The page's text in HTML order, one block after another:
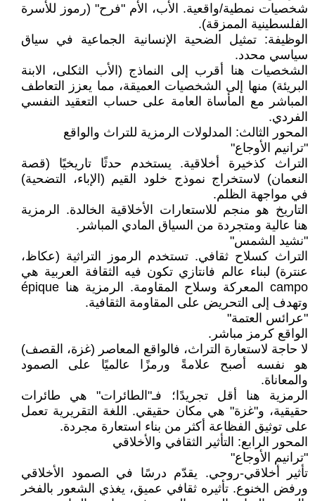
شخصيات نمطية/واقعية. الأب، الأم "فرح" (رموز للأسرة
الفلسطينية الممزقة).
الوظيفة: تمثيل الضحية الإنسانية الجماعية في سياق
سياسي محدد.
الشخصيات هنا أقرب إلى النماذج (الأب الثكلى، الابنة
البريئة) منها إلى الشخصيات العميقة، مما يعزز التعاطف
المباشر مع المأساة العامة على حساب التعقيد النفسي
الفردي.
المحور الثالث: المدلولات الرمزية للتراث والواقع
"ترانيم الأوجاع"
التراث كذخيرة أخلاقية. يستخدم حدثًا تاريخيًا (قصة
النعمان) لاستخراج نموذج خلود القيم (الإباء، التضحية)
في مواجهة الظلم.
التاريخ هو منجم للاستعارات الأخلاقية الخالدة. الرمزية
هنا عالية ومتجردة من السياق المادي المباشر.
"نشيد الشمس"
التراث كسلاح ثقافي. تستخدم الرموز التراثية (عكاظ،
عنترة) لبناء عالم فانتازي تكون فيه الثقافة العربية هي
campo المعركة وسلاح المقاومة. الرمزية هنا épique
وتهدف إلى التحريض على المقاومة الثقافية.
"عرائس العتمة"
الواقع كرمز مباشر.
لا حاجة لاستعارة التراث، فالواقع المعاصر (غزة، القصف)
هو نفسه أصبح علامةً ورمزًا عالميًا على الصمود
والمعاناة.
الرمزية هنا أقل تجريدًا؛ فـ"الطائرات" هي طائرات
حقيقية، و"غزة" هي مكان حقيقي. اللغة التقريرية تعمل
على توثيق الفظاعة أكثر من بناء استعارة مجردة.
المحور الرابع: التأثير الثقافي والأخلاقي
"ترانيم الأوجاع"
تأثير أخلاقي-روحي. يقدّم درسًا في الصمود الأخلاقي
ورفض الخنوع. تأثيره ثقافي عميق، يغذي الشعور بالفخر